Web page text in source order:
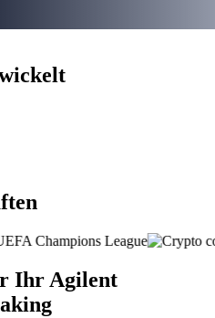
Ihr Agilent